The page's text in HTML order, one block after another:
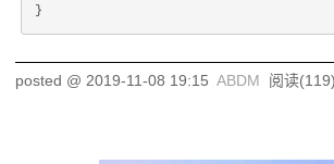
posted @ 2019-11-08 19:15 ABDM 阅读(119